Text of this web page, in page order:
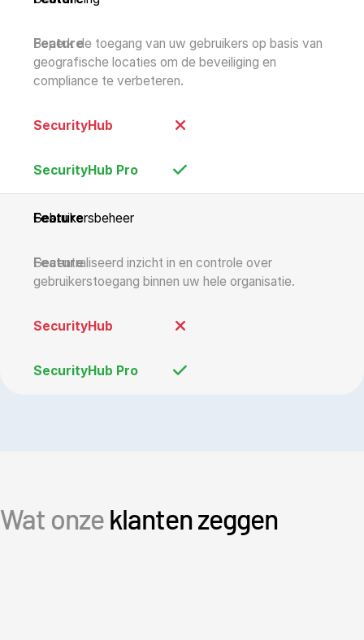
Beperk de toegang van uw gebruikers op basis van
geografische locaties om de beveiliging en
compliance te verbeteren.
Gebruikersbeheer
Gecentraliseerd inzicht in en controle over
gebruikerstoegang binnen uw hele organisatie.
Wat onzeklanten zeggen